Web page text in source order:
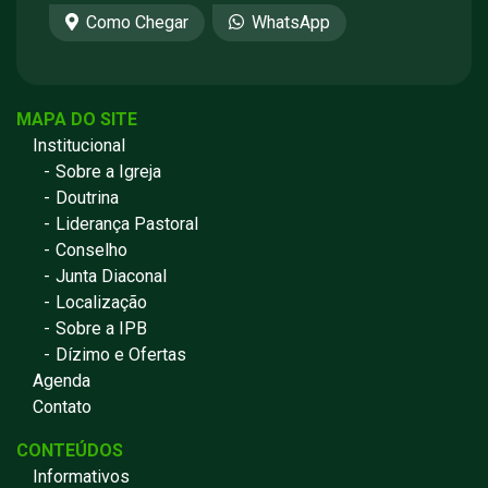
Como Chegar WhatsApp
MAPA DO SITE
Institucional
Sobre a Igreja
Doutrina
Liderança Pastoral
Conselho
Junta Diaconal
Localização
Sobre a IPB
Dízimo e Ofertas
Agenda
Contato
CONTEÚDOS
Informativos